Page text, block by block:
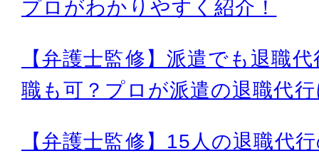
プロがわかりやすく紹介！
【弁護士監修】派遣でも退職
職も可？プロが派遣の退職代
【弁護士監修】15人の退職代